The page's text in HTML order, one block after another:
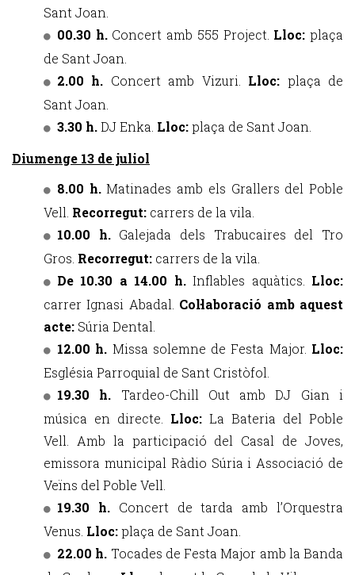
Sant Joan.
00.30 h. Concert amb 555 Project. Lloc:plaça
de Sant Joan.
2.00 h. Concert amb Vizuri. Lloc: plaça de
Sant Joan.
3.30 h.DJ Enka. Lloc:plaça de Sant Joan.
Diumenge 13 de juliol
8.00 h.Matinades amb els Grallers del Poble
Vell. Recorregut: carrers de la vila.
10.00 h. Galejada dels Trabucaires del Tro
Gros. Recorregut: carrers de la vila.
De 10.30 a 14.00 h.Inflables aquàtics. Lloc:
carrer Ignasi Abadal. Col·laboració amb aquest
acte: Súria Dental.
12.00 h. Missa solemne de Festa Major. Lloc:
Església Parroquial de Sant Cristòfol.
19.30 h. Tardeo-Chill Out amb DJ Gian i
música en directe. Lloc: La Bateria del Poble
Vell. Amb la participació del Casal de Joves,
emissora municipal Ràdio Súria i Associació de
Veïns del Poble Vell.
19.30 h. Concert de tarda amb l’Orquestra
Venus. Lloc:plaça de Sant Joan.
22.00 h. Tocades de Festa Major amb la Banda